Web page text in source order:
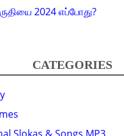
2024 எப்போது?
CATEGORIES